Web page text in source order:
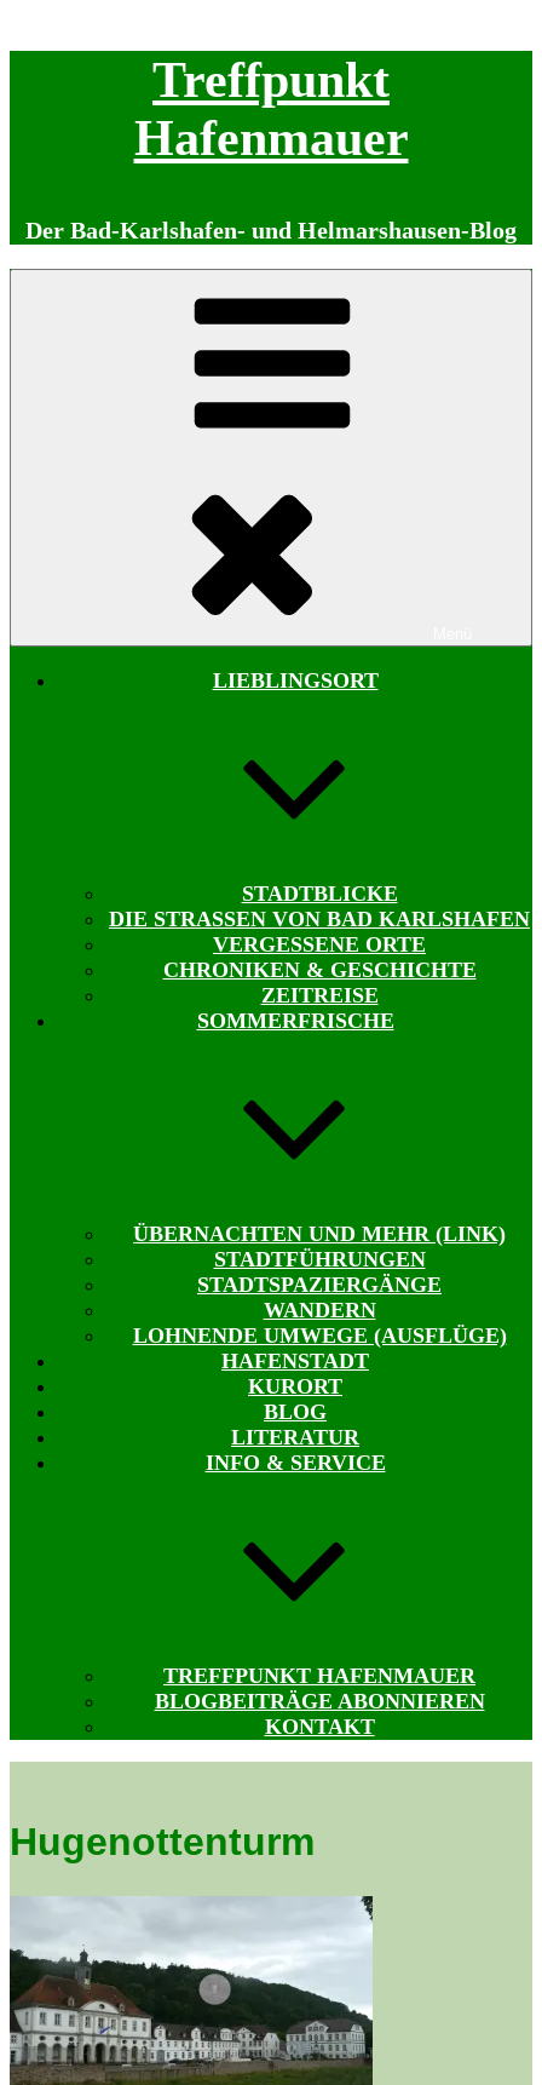
Treffpunkt
Hafenmauer
Der Bad-Karlshafen- und Helmarshausen-Blog
LIEBLINGSORT
STADTBLICKE
DIE STRASSEN VON BAD KARLSHAFEN
VERGESSENE ORTE
CHRONIKEN & GESCHICHTE
ZEITREISE
SOMMERFRISCHE
ÜBERNACHTEN UND MEHR (LINK)
STADTFÜHRUNGEN
STADTSPAZIERGÄNGE
WANDERN
LOHNENDE UMWEGE (AUSFLÜGE)
HAFENSTADT
KURORT
BLOG
LITERATUR
INFO & SERVICE
TREFFPUNKT HAFENMAUER
BLOGBEITRÄGE ABONNIEREN
KONTAKT
Hugenottenturm